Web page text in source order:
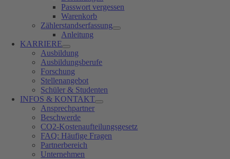
Passwort vergessen
Warenkorb
Zählerstandserfassung
Anleitung
KARRIERE
Ausbildung
Ausbildungsberufe
Forschung
Stellenangebot
Schüler & Studenten
INFOS & KONTAKT
Ansprechpartner
Beschwerde
CO2-Kostenaufteilungsgesetz
FAQ: Häufige Fragen
Partnerbereich
Unternehmen